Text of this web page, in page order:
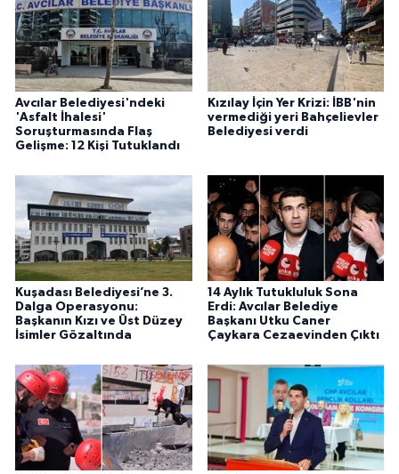
Avcılar Belediyesi'ndeki
'Asfalt İhalesi'
Soruşturmasında Flaş
Gelişme: 12 Kişi Tutuklandı
Kızılay İçin Yer Krizi: İBB'nin
vermediği yeri Bahçelievler
Belediyesi verdi
Kuşadası Belediyesi’ne 3.
Dalga Operasyonu:
Başkanın Kızı ve Üst Düzey
İsimler Gözaltında
14 Aylık Tutukluluk Sona
Erdi: Avcılar Belediye
Başkanı Utku Caner
Çaykara Cezaevinden Çıktı